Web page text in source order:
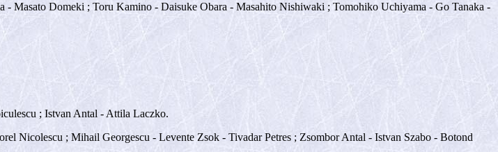
Masato Domeki ; Toru Kamino - Daisuke Obara - Masahito Nishiwaki ; Tomohiko Uchiyama - Go Tanaka -
; Istvan Antal - Attila Laczko.
Nicolescu ; Mihail Georgescu - Levente Zsok - Tivadar Petres ; Zsombor Antal - Istvan Szabo - Botond